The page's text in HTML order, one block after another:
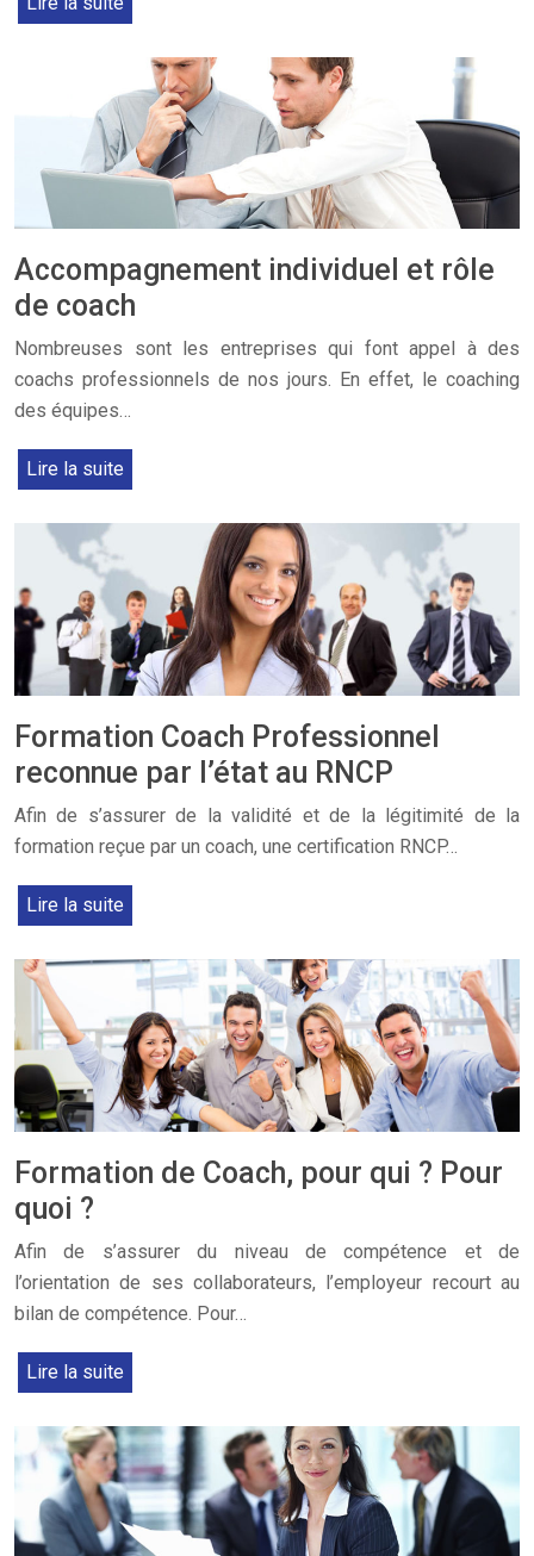
Accompagnement individuel et rôle
de coach
Nombreuses sont les entreprises qui font appel à des
coachs professionnels de nos jours. En effet, le coaching
des équipes…
Lire la suite
Formation Coach Professionnel
reconnue par l’état au RNCP
Afin de s’assurer de la validité et de la légitimité de la
formation reçue par un coach, une certification RNCP…
Lire la suite
Formation de Coach, pour qui ? Pour
quoi ?
Afin de s’assurer du niveau de compétence et de
l’orientation de ses collaborateurs, l’employeur recourt au
bilan de compétence. Pour…
Lire la suite